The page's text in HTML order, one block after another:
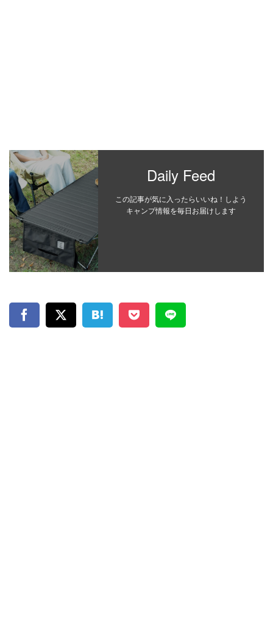
Daily Feed
この記事が気に入ったらいいね！しよう
キャンプ情報を毎日お届けします